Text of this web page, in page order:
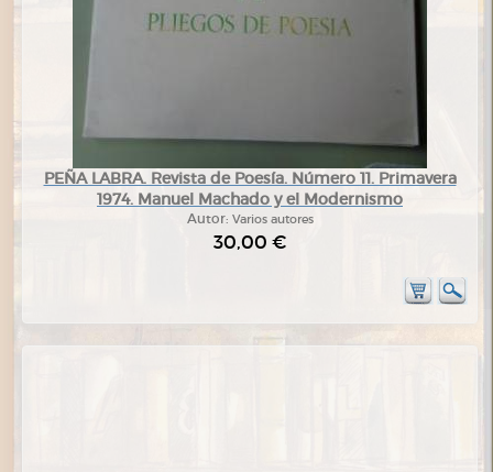
PEÑA LABRA. Revista de Poesía. Número 11. Primavera
1974. Manuel Machado y el Modernismo
Autor: Varios autores
30,00 €